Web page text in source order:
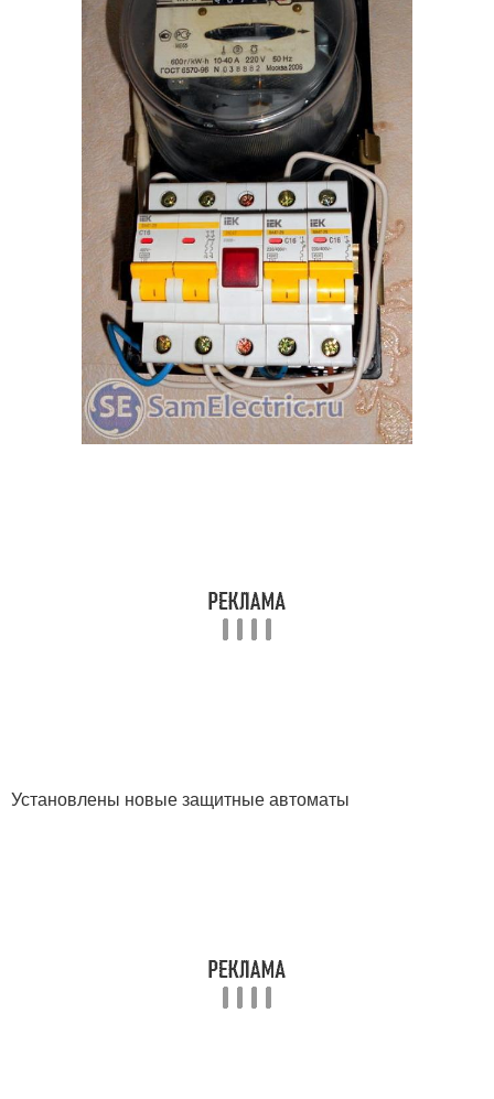
Установлены новые защитные автоматы